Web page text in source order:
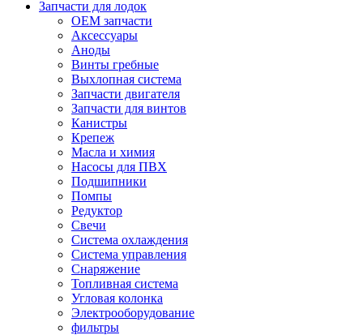
Запчасти для лодок
OEM запчасти
Аксессуары
Аноды
Винты гребные
Выхлопная система
Запчасти двигателя
Запчасти для винтов
Канистры
Крепеж
Масла и химия
Насосы для ПВХ
Подшипники
Помпы
Редуктор
Свечи
Система охлаждения
Система управления
Снаряжение
Топливная система
Угловая колонка
Электрооборудование
фильтры